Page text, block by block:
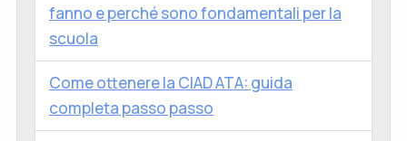
fanno e perché sono fondamentali per la
scuola
Come ottenere la CIAD ATA: guida
completa passo passo